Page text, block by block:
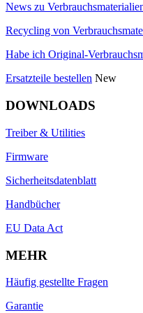
News zu
Recycling von
Habe ich Original-
Ersatzteile bestellen New
DOWNLOADS
Treiber & Utilities
Firmware
Sicherheitsdatenblatt
Handbücher
EU Data Act
MEHR
Häufig gestellte Fragen
Garantie